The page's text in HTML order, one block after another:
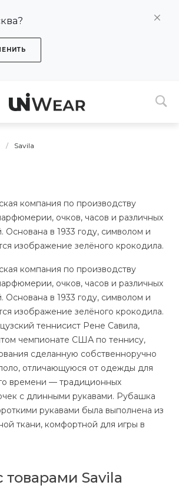
/ Savila
компания по производству
очков, часов и различных
Основана в 1933 году, символом и
изображение зелёного крокодила.
компания по производству
очков, часов и различных
Основана в 1933 году, символом и
изображение зелёного крокодила.
теннисист Рене Савила,
чемпионате США по теннису,
сделанную собственноручно
отличающуюся от одежды для
времени — традиционных
с длинными рукавами. Рубашка
рукавами была выполнена из
ткани, комфортной для игры в
товарами Savila